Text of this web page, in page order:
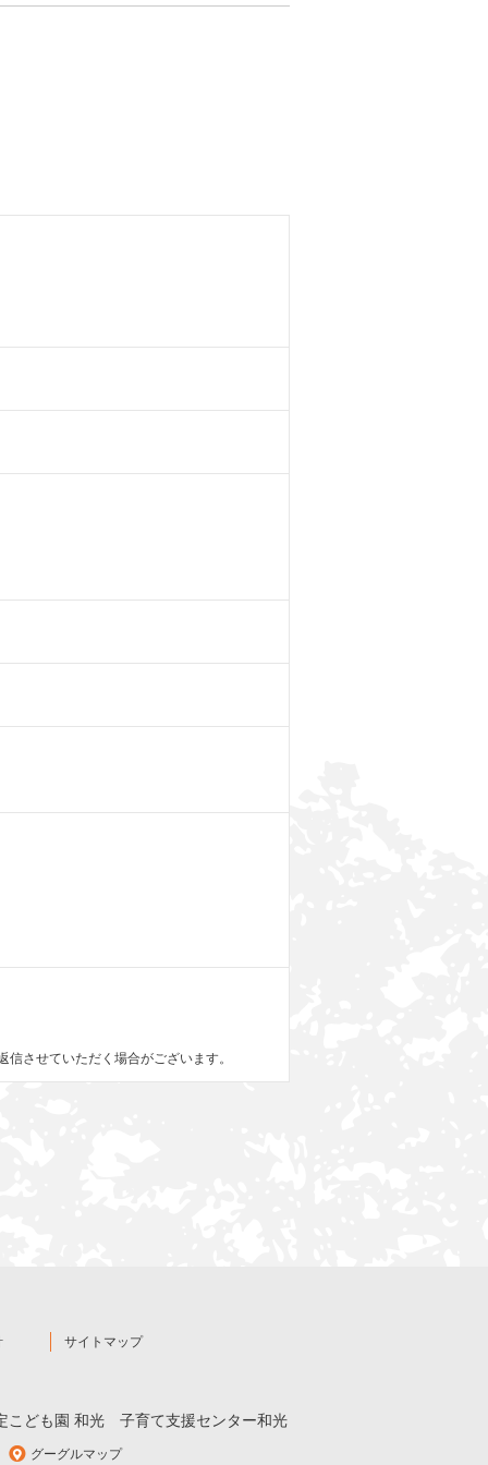
させていただく場合がございます。
サイトマップ
こども園 和光 子育て支援センター和光
グーグルマップ